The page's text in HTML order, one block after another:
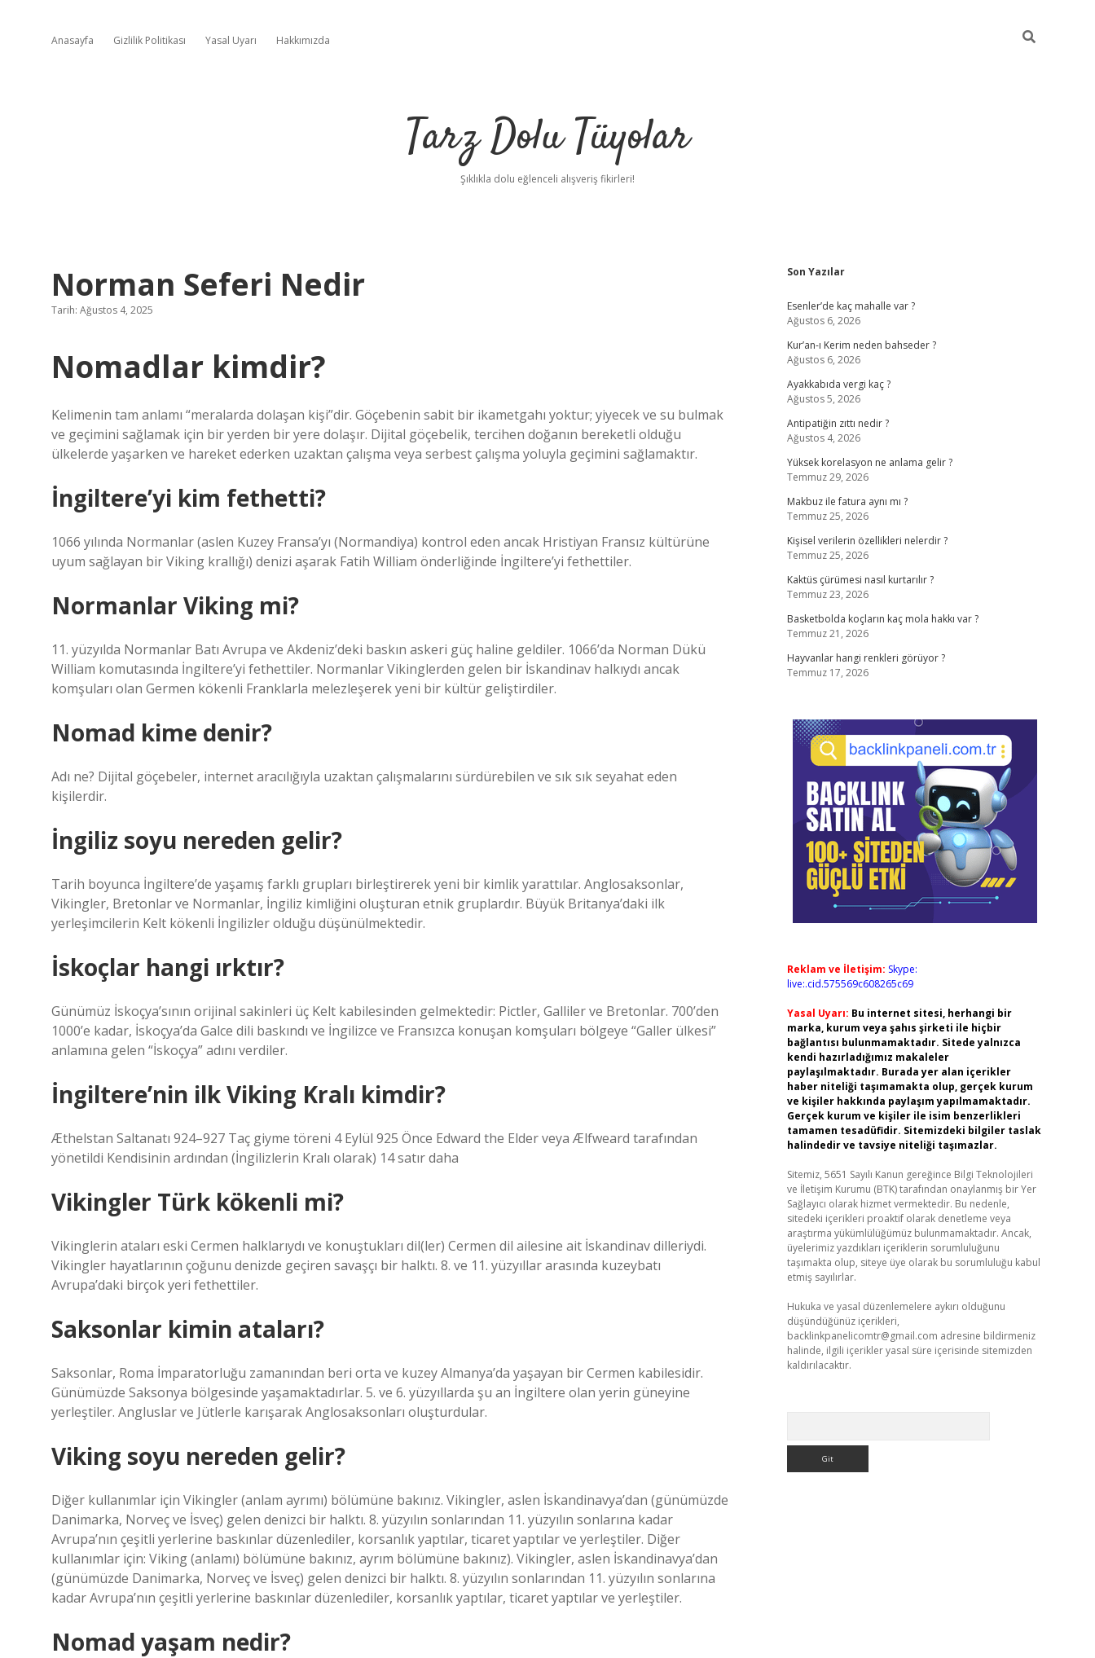
Anasayfa Gizlilik Politikası Yasal Uyarı Hakkımızda
Tarz Dolu Tüyolar
Şıklıkla dolu eğlenceli alışveriş fikirleri!
Norman Seferi Nedir
Tarih: Ağustos 4, 2025
Nomadlar kimdir?
Kelimenin tam anlamı “meralarda dolaşan kişi”dir. Göçebenin sabit bir ikametgahı yoktur; yiyecek ve su bulmak
ve geçimini sağlamak için bir yerden bir yere dolaşır. Dijital göçebelik, tercihen doğanın bereketli olduğu
ülkelerde yaşarken ve hareket ederken uzaktan çalışma veya serbest çalışma yoluyla geçimini sağlamaktır.
İngiltere’yi kim fethetti?
1066 yılında Normanlar (aslen Kuzey Fransa’yı (Normandiya) kontrol eden ancak Hristiyan Fransız kültürüne
uyum sağlayan bir Viking krallığı) denizi aşarak Fatih William önderliğinde İngiltere’yi fethettiler.
Normanlar Viking mi?
11. yüzyılda Normanlar Batı Avrupa ve Akdeniz’deki baskın askeri güç haline geldiler. 1066’da Norman Dükü
William komutasında İngiltere’yi fethettiler. Normanlar Vikinglerden gelen bir İskandinav halkıydı ancak
komşuları olan Germen kökenli Franklarla melezleşerek yeni bir kültür geliştirdiler.
Nomad kime denir?
Adı ne? Dijital göçebeler, internet aracılığıyla uzaktan çalışmalarını sürdürebilen ve sık sık seyahat eden
kişilerdir.
İngiliz soyu nereden gelir?
Tarih boyunca İngiltere’de yaşamış farklı grupları birleştirerek yeni bir kimlik yarattılar. Anglosaksonlar,
Vikingler, Bretonlar ve Normanlar, İngiliz kimliğini oluşturan etnik gruplardır. Büyük Britanya’daki ilk
yerleşimcilerin Kelt kökenli İngilizler olduğu düşünülmektedir.
İskoçlar hangi ırktır?
Günümüz İskoçya’sının orijinal sakinleri üç Kelt kabilesinden gelmektedir: Pictler, Galliler ve Bretonlar. 700’den
1000’e kadar, İskoçya’da Galce dili baskındı ve İngilizce ve Fransızca konuşan komşuları bölgeye “Galler ülkesi”
anlamına gelen “İskoçya” adını verdiler.
İngiltere’nin ilk Viking Kralı kimdir?
Æthelstan Saltanatı 924–927 Taç giyme töreni 4 Eylül 925 Önce Edward the Elder veya Ælfweard tarafından
yönetildi Kendisinin ardından (İngilizlerin Kralı olarak) 14 satır daha
Vikingler Türk kökenli mi?
Vikinglerin ataları eski Cermen halklarıydı ve konuştukları dil(ler) Cermen dil ailesine ait İskandinav dilleriydi.
Vikingler hayatlarının çoğunu denizde geçiren savaşçı bir halktı. 8. ve 11. yüzyıllar arasında kuzeybatı
Avrupa’daki birçok yeri fethettiler.
Saksonlar kimin ataları?
Saksonlar, Roma İmparatorluğu zamanından beri orta ve kuzey Almanya’da yaşayan bir Cermen kabilesidir.
Günümüzde Saksonya bölgesinde yaşamaktadırlar. 5. ve 6. yüzyıllarda şu an İngiltere olan yerin güneyine
yerleştiler. Angluslar ve Jütlerle karışarak Anglosaksonları oluşturdular.
Viking soyu nereden gelir?
Diğer kullanımlar için Vikingler (anlam ayrımı) bölümüne bakınız. Vikingler, aslen İskandinavya’dan (günümüzde
Danimarka, Norveç ve İsveç) gelen denizci bir halktı. 8. yüzyılın sonlarından 11. yüzyılın sonlarına kadar
Avrupa’nın çeşitli yerlerine baskınlar düzenlediler, korsanlık yaptılar, ticaret yaptılar ve yerleştiler. Diğer
kullanımlar için: Viking (anlamı) bölümüne bakınız, ayrım bölümüne bakınız). Vikingler, aslen İskandinavya’dan
(günümüzde Danimarka, Norveç ve İsveç) gelen denizci bir halktı. 8. yüzyılın sonlarından 11. yüzyılın sonlarına
kadar Avrupa’nın çeşitli yerlerine baskınlar düzenlediler, korsanlık yaptılar, ticaret yaptılar ve yerleştiler.
Nomad yaşam nedir?
Sidebar
Son Yazılar
Esenler’de kaç mahalle var ?
Ağustos 6, 2026
Kur’an-ı Kerim neden bahseder ?
Ağustos 6, 2026
Ayakkabıda vergi kaç ?
Ağustos 5, 2026
Antipatiğin zıttı nedir ?
Ağustos 4, 2026
Yüksek korelasyon ne anlama gelir ?
Temmuz 29, 2026
Makbuz ile fatura aynı mı ?
Temmuz 25, 2026
Kişisel verilerin özellikleri nelerdir ?
Temmuz 25, 2026
Kaktüs çürümesi nasıl kurtarılır ?
Temmuz 23, 2026
Basketbolda koçların kaç mola hakkı var ?
Temmuz 21, 2026
Hayvanlar hangi renkleri görüyor ?
Temmuz 17, 2026
Reklam ve İletişim: Skype:
live:.cid.575569c608265c69
Yasal Uyarı: Bu internet sitesi, herhangi bir
marka, kurum veya şahıs şirketi ile hiçbir
bağlantısı bulunmamaktadır. Sitede yalnızca
kendi hazırladığımız makaleler
paylaşılmaktadır. Burada yer alan içerikler
haber niteliği taşımamakta olup, gerçek kurum
ve kişiler hakkında paylaşım yapılmamaktadır.
Gerçek kurum ve kişiler ile isim benzerlikleri
tamamen tesadüfidir. Sitemizdeki bilgiler taslak
halindedir ve tavsiye niteliği taşımazlar.
Sitemiz, 5651 Sayılı Kanun gereğince Bilgi Teknolojileri
ve İletişim Kurumu (BTK) tarafından onaylanmış bir Yer
Sağlayıcı olarak hizmet vermektedir. Bu nedenle,
sitedeki içerikleri proaktif olarak denetleme veya
araştırma yükümlülüğümüz bulunmamaktadır. Ancak,
üyelerimiz yazdıkları içeriklerin sorumluluğunu
taşımakta olup, siteye üye olarak bu sorumluluğu kabul
etmiş sayılırlar.
Hukuka ve yasal düzenlemelere aykırı olduğunu
düşündüğünüz içerikleri,
backlinkpanelicomtr@gmail.com adresine bildirmeniz
halinde, ilgili içerikler yasal süre içerisinde sitemizden
kaldırılacaktır.
hiltonbetilbet giriş yap